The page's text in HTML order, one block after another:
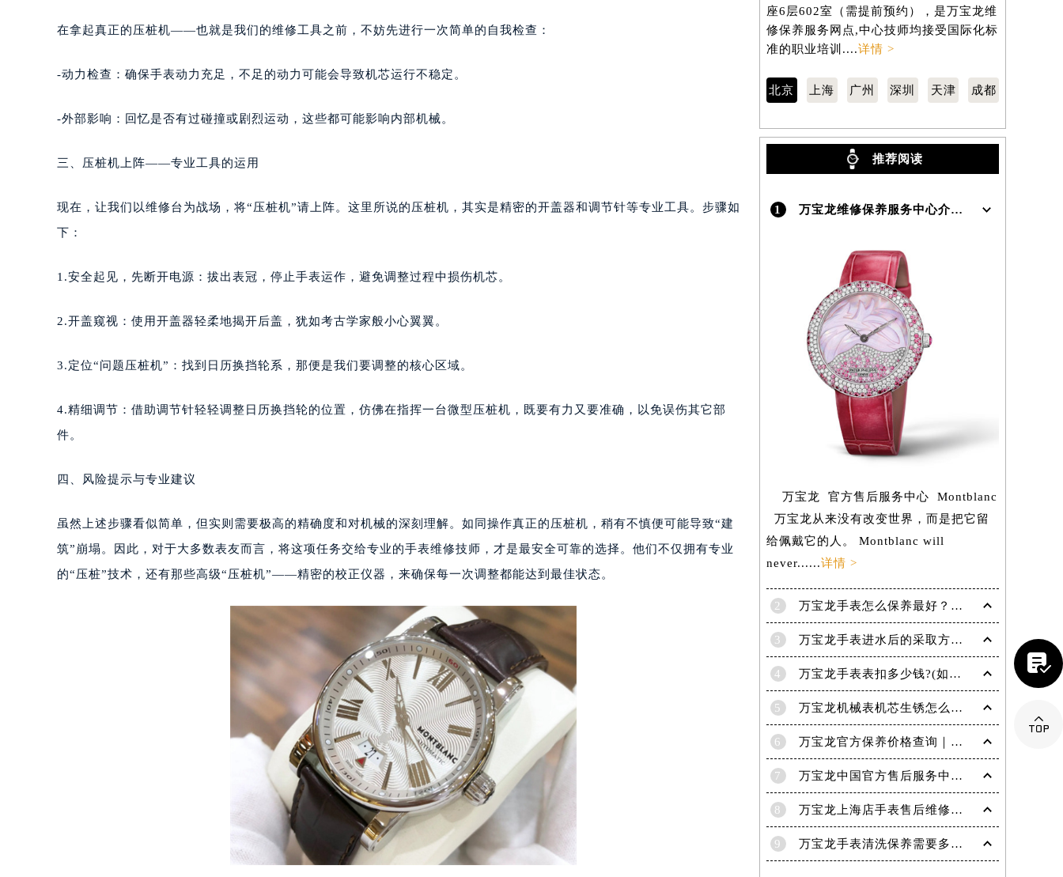
郑州市二七区铭功路10号华润大厦写字楼29层2905室（需提前预约）
沈阳市沈河区中街路137号亨得利名表服务中心（品牌授权店）1层整层（需提前预约）
乌鲁木齐市天山区红山路26号时代广场（CCMALL）C座17层17-B（需提前预约）
哈尔滨市道里区友谊西路600号富力中心T2座写字楼29层03室（需提前预约）
佛山市禅城区季华五路57号万科金融中心C座12层1205室（需提前预约）
南通市崇川区工农路57号圆融广场写字楼16层1603室（需提前预约）
武汉市江汉区解放大道686号世界贸易大厦38层09室（需提前预约）
合肥市蜀山区潜山路111号万象城华润大厦B座12楼03室（需提前预约）
青岛市南区山东路6号华润大厦B座22层04室（需提前预约）
贵阳市南明区都司高架桥路33号亨特国际金融中心14楼14D（需提前预约）
石家庄市长安区中山东路39号勒泰中心写字楼B座13层07室（需提前预约）
西安市碑林区南关正街88号华侨城长安国际中心E座6楼10室（需提前预约）
海口市龙华区金贸东路5号海口华润大厦B座17层1707室（需提前预约）
台州市椒江区东海大道1800号腾达中心东1幢20楼2002室（需提前预约）
内蒙古自治区呼和浩特市玉泉区大学西街70号华润万象城写字楼（鄂尔多斯大厦）23层2326室（需提前预约）
甘肃省兰州市七里河区西津西路16号兰州中心写字楼21层2102室（需提前预约）
重庆市解放碑渝中区民权路28号英利国际金融中心写字楼20层01室（需提前预约）
黑龙江省大庆市萨尔图区会战大街万宝龙售后服务中心（需提前预约）
黑龙江省鹤岗市向阳区红军路万宝龙售后服务中心（需提前预约）
黑龙江省黑河市爱辉区中央街万宝龙售后服务中心（需提前预约）
黑龙江省鸡西市鸡冠区红军路万宝龙售后服务中心（需提前预约）
黑龙江省佳木斯市向阳区长安路万宝龙售后服务中心（需提前预约）
黑龙江省牡丹江市东安区太平路万宝龙售后服务中心（需提前预约）
黑龙江省七台河市桃山区大同街万宝龙售后服务中心（需提前预约）
黑龙江省齐齐哈尔市龙沙区龙华路万宝龙售后服务中心（需提前预约）
在拿起真正的压桩机——也就是我们的维修工具之前，不妨先进行一次简单的自我检查：
-动力检查：确保手表动力充足，不足的动力可能会导致机芯运行不稳定。
-外部影响：回忆是否有过碰撞或剧烈运动，这些都可能影响内部机械。
三、压桩机上阵——专业工具的运用
现在，让我们以维修台为战场，将“压桩机”请上阵。这里所说的压桩机，其实是精密的开盖器和调节针等专业工具。步骤如
下：
1.安全起见，先断开电源：拔出表冠，停止手表运作，避免调整过程中损伤机芯。
2.开盖窥视：使用开盖器轻柔地揭开后盖，犹如考古学家般小心翼翼。
3.定位“问题压桩机”：找到日历换挡轮系，那便是我们要调整的核心区域。
4.精细调节：借助调节针轻轻调整日历换挡轮的位置，仿佛在指挥一台微型压桩机，既要有力又要准确，以免误伤其它部
件。
四、风险提示与专业建议
虽然上述步骤看似简单，但实则需要极高的精确度和对机械的深刻理解。如同操作真正的压桩机，稍有不慎便可能导致“建
筑”崩塌。因此，对于大多数表友而言，将这项任务交给专业的手表维修技师，才是最安全可靠的选择。他们不仅拥有专业
的“压桩”技术，还有那些高级“压桩机”——精密的校正仪器，来确保每一次调整都能达到最佳状态。
座6层602室（需提前预约），是万宝龙维
修保养服务网点,中心技师均接受国际化标
准的职业培训....详情 >
北京 上海 广州 深圳 天津 成都
推荐阅读
1 万宝龙维修保养服务中心介绍 | Montblanc
万宝龙 官方售后服务中心 Montblanc
万宝龙从来没有改变世界，而是把它留
给佩戴它的人。 Montblanc will
never......详情 >
2 万宝龙手表怎么保养最好？（保养方法）
3 万宝龙手表进水后的采取方法！
4 万宝龙手表表扣多少钱?(如何选择适合自己的表扣呢?)
5 万宝龙机械表机芯生锈怎么修复
6 万宝龙官方保养价格查询｜权威信息公示（2026年6月最新）
7 万宝龙中国官方售后服务中心｜服务电话及24小时详细地址权威信息通知（2026年7月最新）
8 万宝龙上海店手表售后维修保养服务权威公示（2026年7月最新）
9 万宝龙手表清洗保养需要多久？

